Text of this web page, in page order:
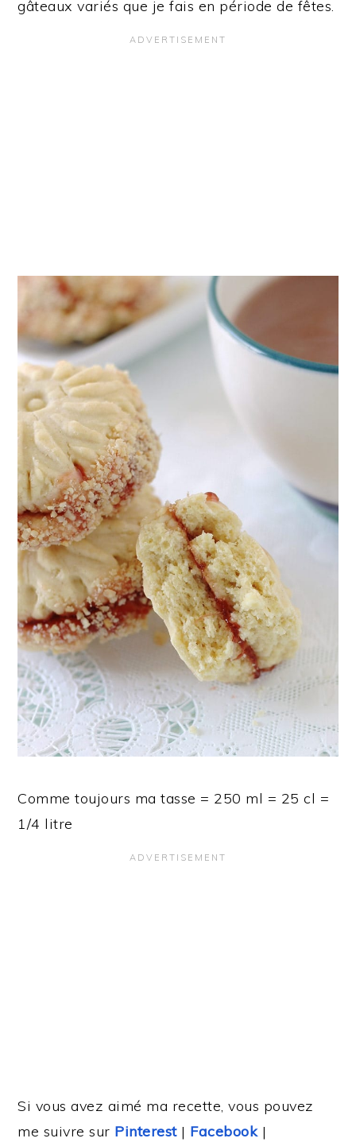
gâteaux variés que je fais en période de fêtes.
Comme toujours ma tasse = 250 ml = 25 cl =
1/4 litre
Si vous avez aimé ma recette, vous pouvez
me suivre sur Pinterest| Facebook|